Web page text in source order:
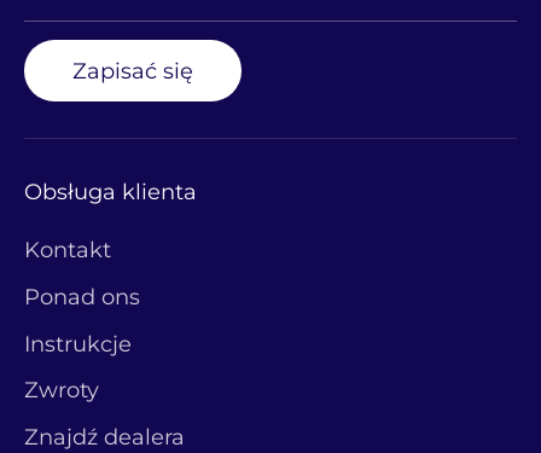
Zapisać się
Obsługa klienta
Kontakt
Ponad ons
Instrukcje
Zwroty
Znajdź dealera